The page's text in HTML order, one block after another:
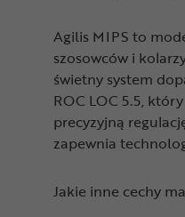
Agilis MIPS to
szosowców i
świetny system
ROC LOC 5.5,
precyzyjną
zapewnia
Jakie inne cechy